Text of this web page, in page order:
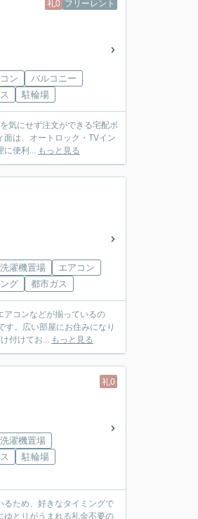
礼0 フリーレント
ン
バルコニー
駐輪場
気にせず注文ができる宅配ボ
は、オートロック・TVイン
に便利... もっと見る
濯機置場
エアコン
グ 都市ガス
アコンなどが揃っているの
。広い部屋にお住みになり
付けてお... もっと見る
礼0
濯機置場
駐輪場
るため、好きなタイミングで
ゆとりがうまれる礼金不要の